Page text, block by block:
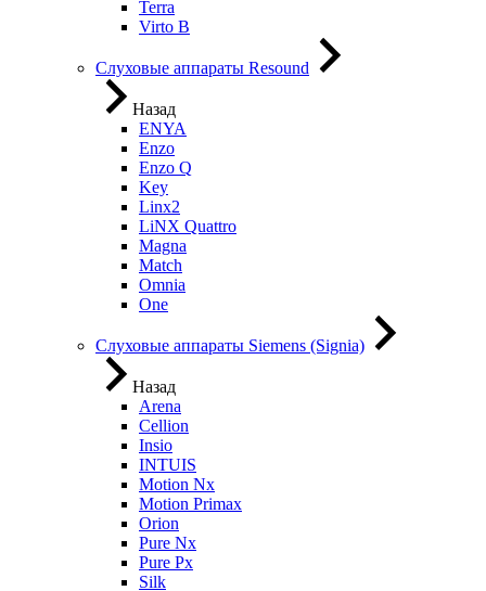
Terra
Virto B
Слуховые аппараты Resound
Назад
ENYA
Enzo
Enzo Q
Key
Linx2
LiNX Quattro
Magna
Match
Omnia
One
Слуховые аппараты Siemens (Signia)
Назад
Arena
Cellion
Insio
INTUIS
Motion Nx
Motion Primax
Orion
Pure Nx
Pure Px
Silk